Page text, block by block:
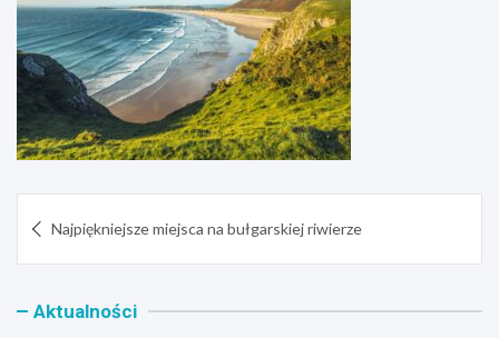
wpisu
Najpiękniejsze miejsca na bułgarskiej riwierze
Aktualności